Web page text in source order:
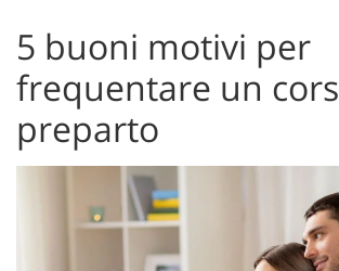
5 buoni motivi per
frequentare un
preparto